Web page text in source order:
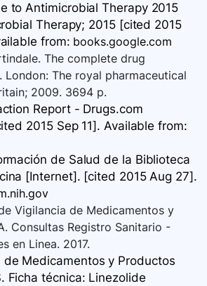
to Antimicrobial Therapy 2015
Therapy; 2015 [cited 2015
from: books.google.com
The complete drug
London: The royal pharmaceutical
2009. 3694 p.
Report - Drugs.com
2015 Sep 11]. Available from:
de Salud de la Biblioteca
[Internet]. [cited 2015 Aug 27].
Vigilancia de Medicamentos y
Consultas Registro Sanitario -
en Linea. 2017.
de Medicamentos y Productos
Ficha técnica: Linezolide